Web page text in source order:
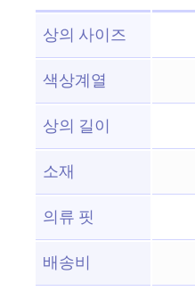
상의 사이즈
색상계열
상의 길이
소재
의류 핏
배송비